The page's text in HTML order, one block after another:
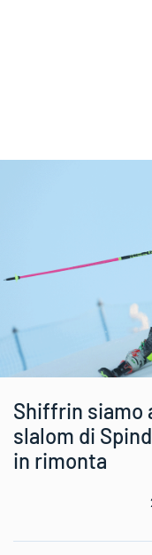
Shiffrin siamo
slalom di
in rimonta